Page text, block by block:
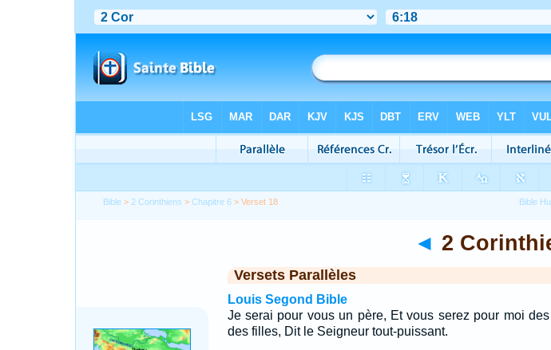
Bible > 2 Corinthiens >Chapitre 6 > Verset 18
◄ 2
Versets Parallèles
Louis Segond Bible
Je serai pour vous un père, Et vous serez pour moi
des filles, Dit le Seigneur tout-puissant.